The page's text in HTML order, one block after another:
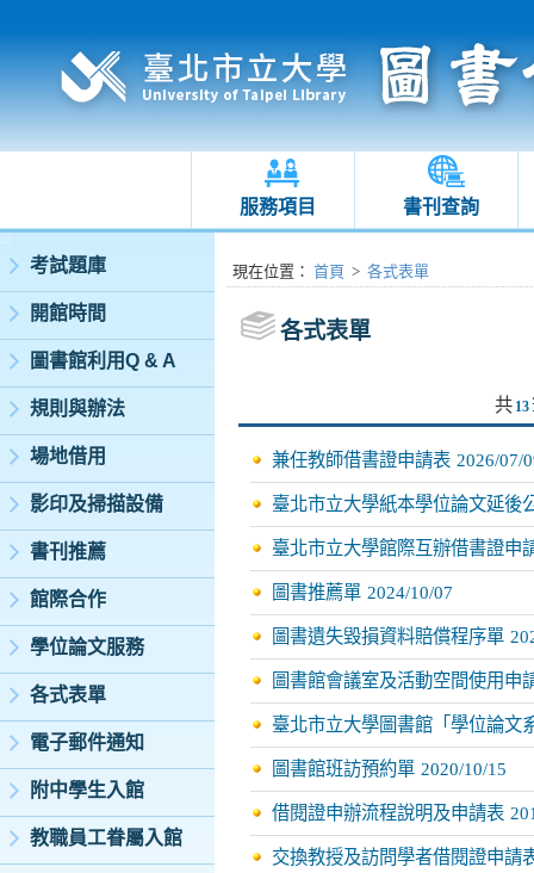
服務項目 書刊查詢
:::
考試題庫
開館時間
圖書館利用Q & A
規則與辦法
場地借用
影印及掃描設備
書刊推薦
館際合作
學位論文服務
各式表單
電子郵件通知
附中學生入館
教職員工眷屬入館
:::現在位置 ： 首頁 > 各式表單
各式表單
共 13
兼任教師借書證申請表 2026/07/
臺北市立大學紙本學位論文延後
臺北市立大學館際互辦借書證申
圖書推薦單 2024/10/07
圖書遺失毀損資料賠償程序單
圖書館會議室及活動空間使用申
臺北市立大學圖書館「學位論文
圖書館班訪預約單 2020/10/15
借閱證申辦流程說明及申請表
交換教授及訪問學者借閱證申請